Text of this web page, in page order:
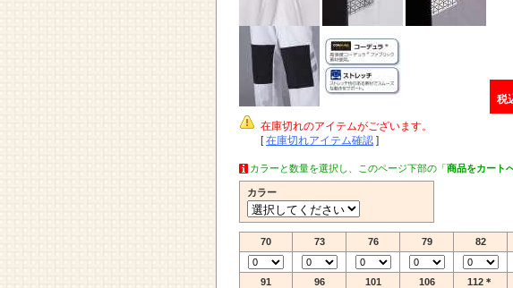
税
在庫切れのアイテムがございます。
[在庫切れアイテム確認 ]
カラーと数量を選択し、このページ下部の「商品をカート
カラー
70 73 76 79 82
91 96 101 106 112＊